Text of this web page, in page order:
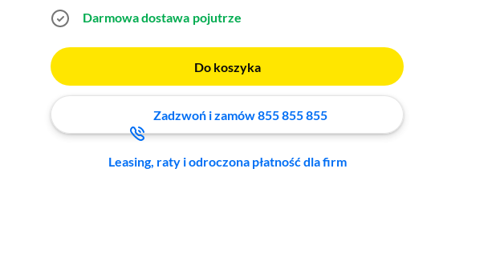
Darmowa dostawa pojutrze
Do koszyka
Zadzwoń i zamów 855 855 855
Leasing, raty i odroczona płatność dla firm